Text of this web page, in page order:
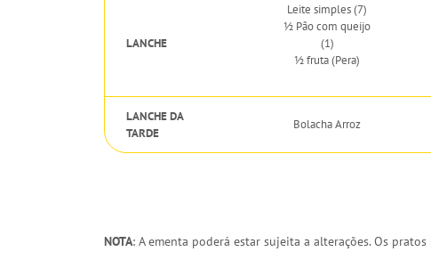
LANCHE
Leite simples (7)
½ Pão com queijo
(1)
½ fruta (Pera)
LANCHE DA
TARDE
Bolacha Arroz
NOTA: A ementa poderá estar sujeita a alterações. Os